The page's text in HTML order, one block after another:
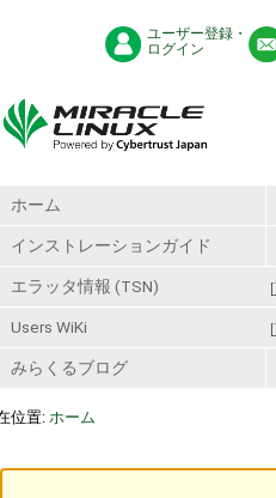
ユーザー登録・
ログイン
ホーム
インストレーションガイド
エラッタ情報 (TSN)
Users WiKi
みらくるブログ
位置: ホーム